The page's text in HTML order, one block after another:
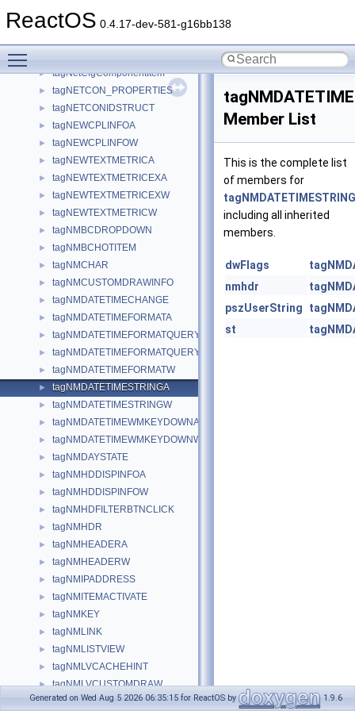
ReactOS 0.4.17-dev-581-g16bb138
► tagNAMED_FORMAT
► tagNetCfgComponentItem
► tagNETCON_PROPERTIES
► tagNETCONIDSTRUCT
► tagNEWCPLINFOA
► tagNEWCPLINFOW
► tagNEWTEXTMETRICA
► tagNEWTEXTMETRICEXA
► tagNEWTEXTMETRICEXW
► tagNEWTEXTMETRICW
► tagNMBCDROPDOWN
► tagNMBCHOTITEM
► tagNMCHAR
► tagNMCUSTOMDRAWINFO
► tagNMDATETIMECHANGE
► tagNMDATETIMEFORMATA
► tagNMDATETIMEFORMATQUERYA
► tagNMDATETIMEFORMATQUERYW
► tagNMDATETIMEFORMATW
► tagNMDATETIMESTRINGA
► tagNMDATETIMESTRINGW
► tagNMDATETIMEWMKEYDOWNA
► tagNMDATETIMEWMKEYDOWNW
► tagNMDAYSTATE
► tagNMHDDISPINFOA
► tagNMHDDISPINFOW
► tagNMHDFILTERBTNCLICK
► tagNMHDR
► tagNMHEADERA
► tagNMHEADERW
► tagNMIPADDRESS
► tagNMITEMACTIVATE
► tagNMKEY
► tagNMLINK
► tagNMLISTVIEW
► tagNMLVCACHEHINT
► tagNMLVCUSTOMDRAW
► tagNMLVFINDITEMA
Member List
This is the complete list
of members for
including all inherited
members.
dwFlags
nmhdr
pszUserString
st
Generated on Wed Aug 5 2026 06:35:15 for ReactOS by 1.9.6